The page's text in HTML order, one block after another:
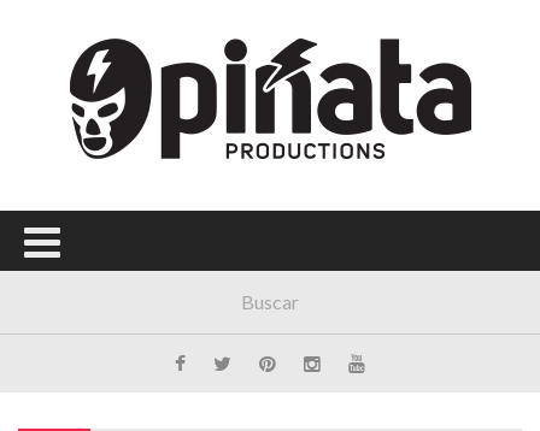
Menú Principal
PORTADA
CONCIERTOS
FESTIVALES